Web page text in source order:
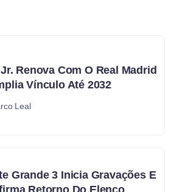
Renova Com O Real Madrid
Vínculo Até 2032
Leal
Grande 3 Inicia Gravações E
Retorno Do Elenco